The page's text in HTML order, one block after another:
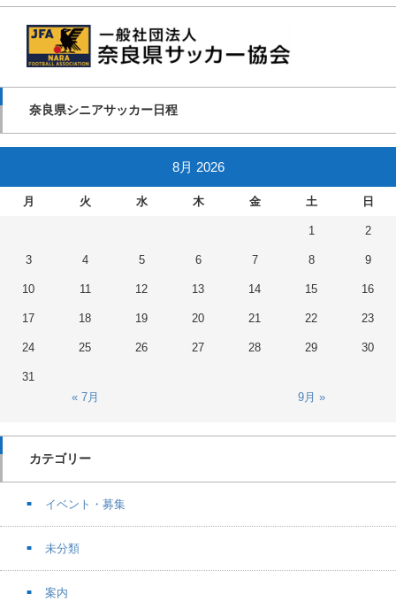
奈良県シニアサッカー日程
8月 2026
月 火 水 木 金 土 日
1 2
3 4 5 6 7 8 9
10 11 12 13 14 15 16
17 18 19 20 21 22 23
24 25 26 27 28 29 30
31
« 7月
9月 »
カテゴリー
イベント・募集
未分類
案内